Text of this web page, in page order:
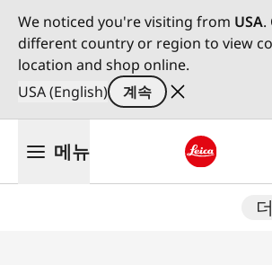
We noticed you're visiting from USA.
different country or region to view
location and shop online.
USA (English)
계속
메뉴